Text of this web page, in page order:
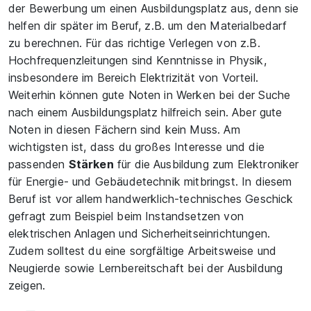
der Bewerbung um einen Ausbildungsplatz aus, denn sie
helfen dir später im Beruf, z.B. um den Materialbedarf
zu berechnen. Für das richtige Verlegen von z.B.
Hochfrequenzleitungen sind Kenntnisse in Physik,
insbesondere im Bereich Elektrizität von Vorteil.
Weiterhin können gute Noten in Werken bei der Suche
nach einem Ausbildungsplatz hilfreich sein. Aber gute
Noten in diesen Fächern sind kein Muss. Am
wichtigsten ist, dass du großes Interesse und die
passenden Stärken für die Ausbildung zum Elektroniker
für Energie- und Gebäudetechnik mitbringst. In diesem
Beruf ist vor allem handwerklich-technisches Geschick
gefragt zum Beispiel beim Instandsetzen von
elektrischen Anlagen und Sicherheitseinrichtungen.
Zudem solltest du eine sorgfältige Arbeitsweise und
Neugierde sowie Lernbereitschaft bei der Ausbildung
zeigen.